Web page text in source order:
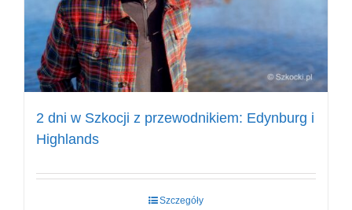
2 dni w Szkocji z przewodnikiem: Edynburg i
Highlands
Szczegóły